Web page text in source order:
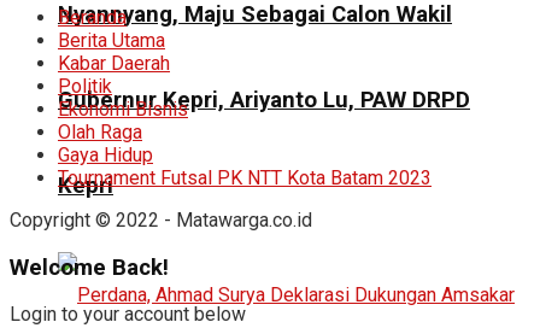
Nyannyang, Maju Sebagai Calon Wakil
Gubernur Kepri, Ariyanto Lu, PAW DRPD
Kepri
Beranda
Berita Utama
Kabar Daerah
Politik
Ekonomi Bisnis
Olah Raga
Gaya Hidup
Tournament Futsal PK NTT Kota Batam 2023
Copyright © 2022 - Matawarga.co.id
Welcome Back!
Login to your account below